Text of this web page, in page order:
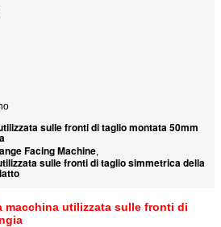
sulle fronti di taglio montata 50mm
Facing Machine,
sulle fronti di taglio simmetrica della
macchina utilizzata sulle fronti di